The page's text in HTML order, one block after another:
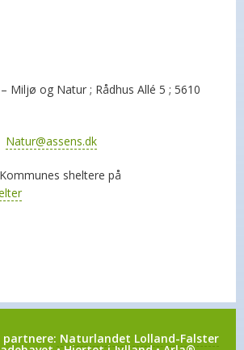
Miljø og Natur ; Rådhus Allé 5 ; 5610
Natur@assens.dk
sheltere på
Naturlandet Lolland-Falster